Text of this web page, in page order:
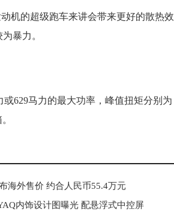
机的超级跑车来讲会带来更好的散热效
暴力。
629马力的最大功率，峰值扭矩分别为
海外售价 约合人民币55.4万元
内饰设计图曝光 配悬浮式中控屏